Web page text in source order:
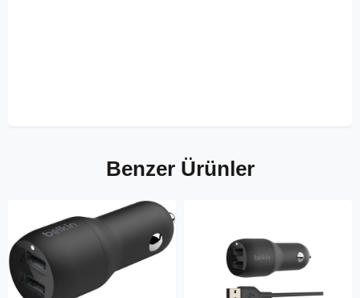
Benzer Ürünler